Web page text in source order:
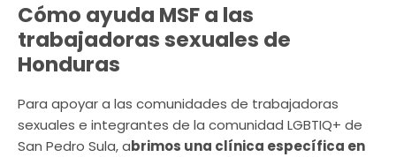
Cómo ayuda MSF a las
trabajadoras sexuales de
Honduras
Para apoyar a las comunidades de trabajadoras
sexuales e integrantes de la comunidad LGBTIQ+ de
San Pedro Sula, abrimos una clínica específica en